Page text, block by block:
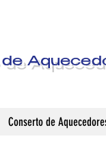
Conserto de